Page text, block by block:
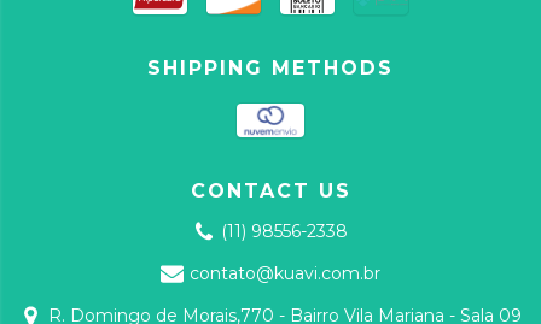
SHIPPING METHODS
CONTACT US
(11) 98556-2338
contato@kuavi.com.br
R. Domingo de Morais,770 - Bairro Vila Mariana - Sala 09